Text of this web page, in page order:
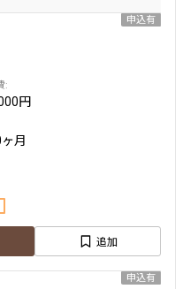
申込有
円
月
追加
申込有